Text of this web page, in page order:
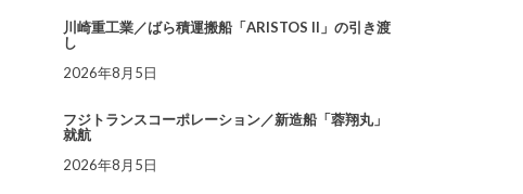
川崎重工業／ばら積運搬船「ARISTOS II」の引き渡
し
2026年8月5日
フジトランスコーポレーション／新造船「蓉翔丸」
就航
2026年8月5日